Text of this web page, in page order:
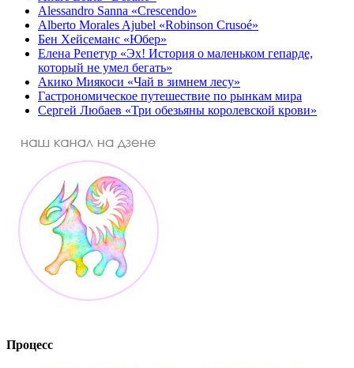
Alessandro Sanna «Crescendo»
Alberto Morales Ajubel «Robinson Crusoé»
Бен Хейсеманс «Юбер»
Елена Репетур «Эх! История о маленьком гепарде,
который не умел бегать»
Акико Миякоси «Чай в зимнем лесу»
Гастрономическое путешествие по рынкам мира
Сергей Любаев «Три обезьяны королевской крови»
Процесс